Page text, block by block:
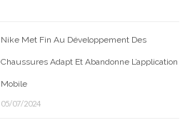
Nike Met Fin Au Développement Des
Chaussures Adapt Et Abandonne L’application
Mobile
05/07/2024